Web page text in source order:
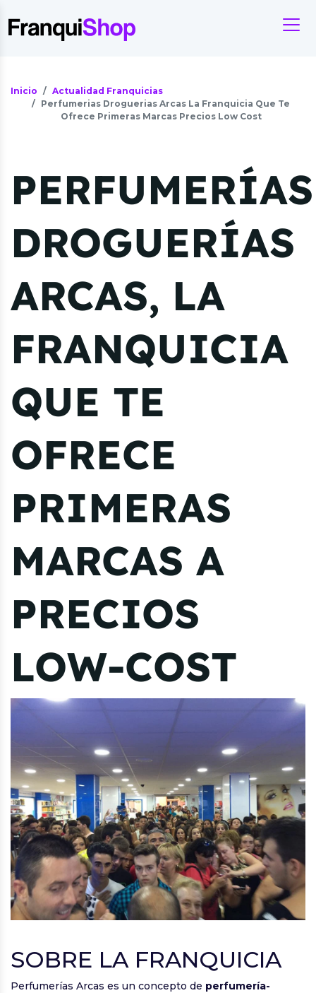
Inicio
Actualidad Franquicias
Perfumerias Droguerias Arcas La Franquicia Que Te
Ofrece Primeras Marcas Precios Low Cost
PERFUMERÍAS
DROGUERÍAS
ARCAS, LA
FRANQUICIA
QUE TE
OFRECE
PRIMERAS
MARCAS A
PRECIOS
LOW-COST
SOBRE LA FRANQUICIA
Perfumerías Arcas es un concepto de perfumería-